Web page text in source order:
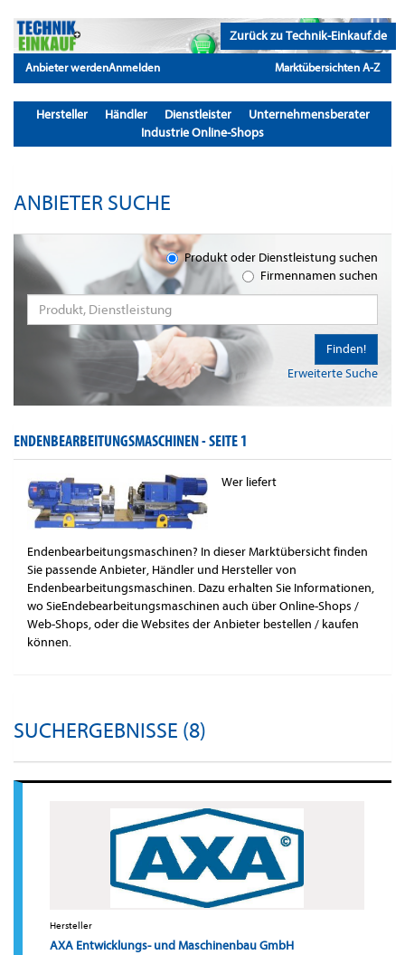
Zurück zu Technik-Einkauf.de
Anbieter werdenAnmelden Marktübersichten A-Z
Hersteller Händler Dienstleister
Unternehmensberater
Industrie Online-Shops
ANBIETER SUCHE
Produkt oder Dienstleistung suchen
Firmennamen suchen
Erweiterte Suche
Finden!
ENDENBEARBEITUNGSMASCHINEN -SEITE 1
Wer liefert
Endenbearbeitungsmaschinen? In dieser Marktübersicht finden
Sie passende Anbieter, Händler und Hersteller von
Endenbearbeitungsmaschinen. Dazu erhalten Sie Informationen,
wo SieEndebearbeitungsmaschinen auch über Online-Shops /
Web-Shops, oder die Websites der Anbieter bestellen / kaufen
können.
SUCHERGEBNISSE (8)
Hersteller
AXA Entwicklungs- und Maschinenbau GmbH